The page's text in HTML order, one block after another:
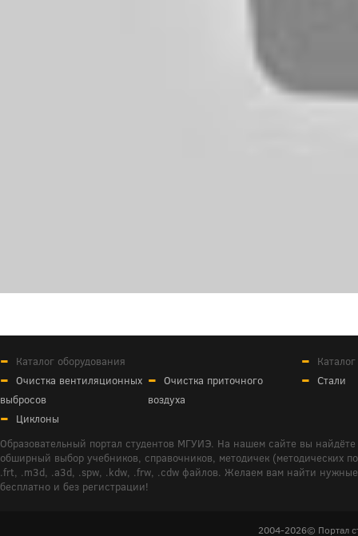
Каталог оборудования
Очистка вентиляционных
выбросов
Очистка приточного
воздуха
Циклоны
Стали
Образовательный портал студентов МГУИЭ. На нашем сайте вы
обширный выбор учебников, справочников, методичек (методических
.frt, .m3d, .a3d, .spw, .kdw, .frw, .cdw файлов. Желаем вам найти
бесплатно и без регистрации!
2004-2026© Портал